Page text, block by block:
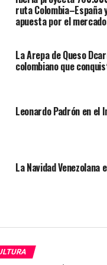
tiene por la actuación.
La vida, los
la actriz colombiana
fue víctima de la
de esta situación,
además de sufrir
Migro a España,
realizando
en las que se ha
encuentran: El Cartel
Central y ahora
de la entrada
ruta Colombia–España
apuesta por el
La Arepa de Queso
colombiano que
Leonardo Padrón en
La Navidad Venezolana